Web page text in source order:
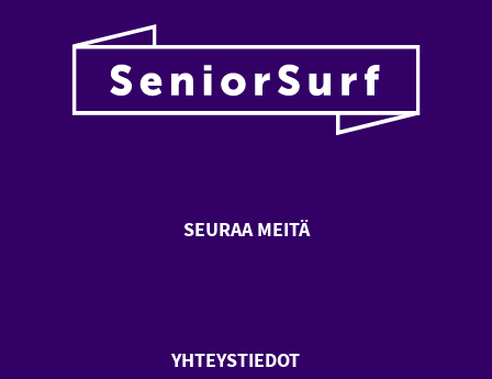
SEURAA MEITÄ
YHTEYSTIEDOT